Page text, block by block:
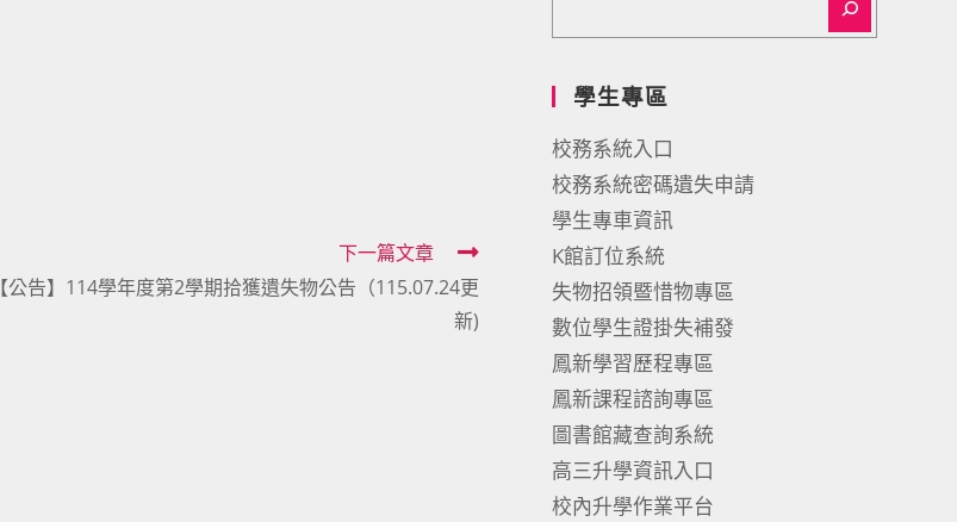
下一篇文章
【公告】114學年度第2學期拾獲遺失物公告（115.07.24更
新)
學生專區
校務系統入口
校務系統密碼遺失申請
學生專車資訊
K館訂位系統
失物招領暨惜物專區
數位學生證掛失補發
鳳新學習歷程專區
鳳新課程諮詢專區
圖書館藏查詢系統
高三升學資訊入口
校內升學作業平台